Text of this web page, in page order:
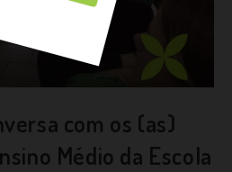
com os (as)
Médio da Escola